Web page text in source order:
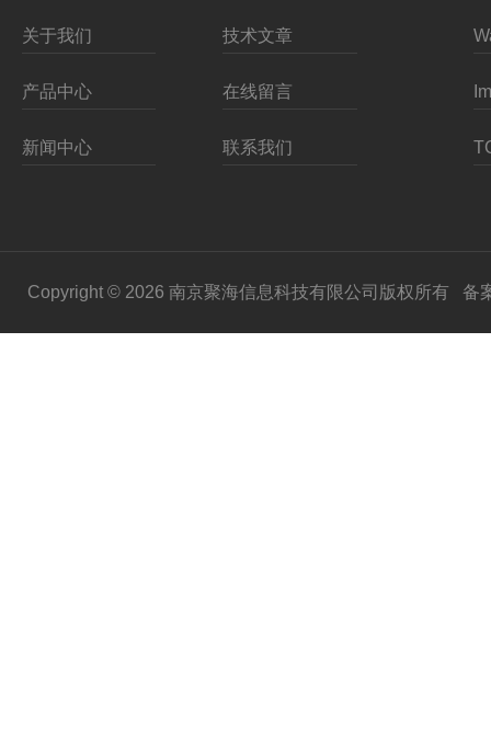
关于我们 技术文章
产品中心 在线留言
新闻中心 联系我们
Copyright © 2026 南京聚海信息科技有限公司版权所有 备